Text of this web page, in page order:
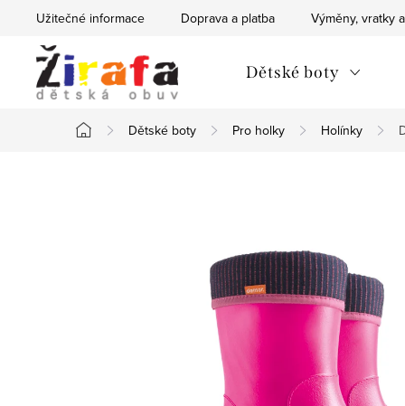
obsah
Užitečné informace Doprava a platba Výměny, vratky
Dětské boty
Domů
Dětské boty Pro holky Holínky